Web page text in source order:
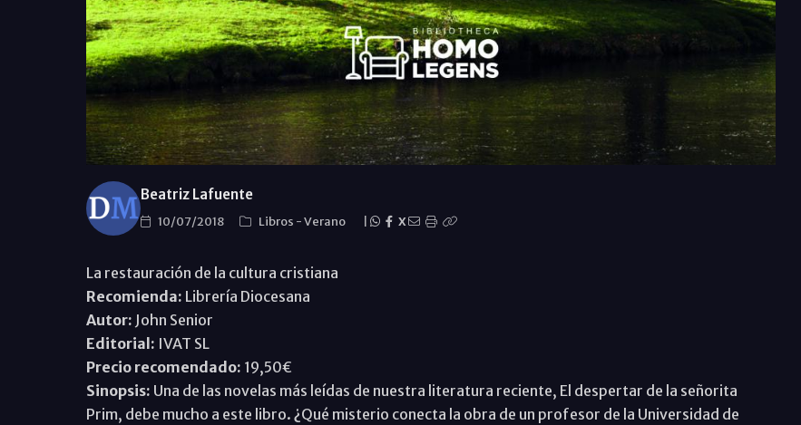
Beatriz Lafuente
10/07/2018 Libros -Verano X
La restauración de la cultura cristiana
Recomienda: Librería Diocesana
Autor: John Senior
Editorial: IVAT SL
Precio recomendado: 19,50€
Sinopsis: Una de las novelas más leídas de nuestra literatura reciente, El despertar de la señorita
Prim, debe mucho a este libro. ¿Qué misterio conecta la obra de un profesor de la Universidad de